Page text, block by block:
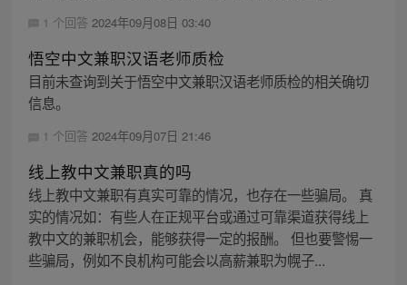
1 个回答 2024年09月08日 03:40
悟空中文兼职汉语老师质检
目前未查询到关于悟空中文兼职汉语老师质检的相关确切
信息。
1 个回答 2024年09月07日 21:46
线上教中文兼职真的吗
线上教中文兼职有真实可靠的情况，也存在一些骗局。 真
实的情况如：有些人在正规平台或通过可靠渠道获得线上
教中文的兼职机会，能够获得一定的报酬。 但也要警惕一
些骗局，例如不良机构可能会以高薪兼职为幌子...